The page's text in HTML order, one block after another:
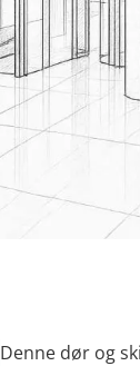
Denne dør og